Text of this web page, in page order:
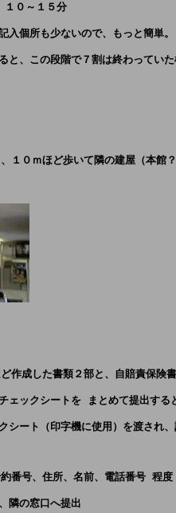
０～１５分
個所も少ないので、もっと簡単。
、この段階で７割は終わってい
１０ｍほど歩いて隣の建屋（本館
口 ＞
成した書類２部と、自賠責保険
ックシートを まとめて提出する
ート（印字機に使用）を渡され
番号、住所、名前、電話番号 程
隣の窓口へ提出